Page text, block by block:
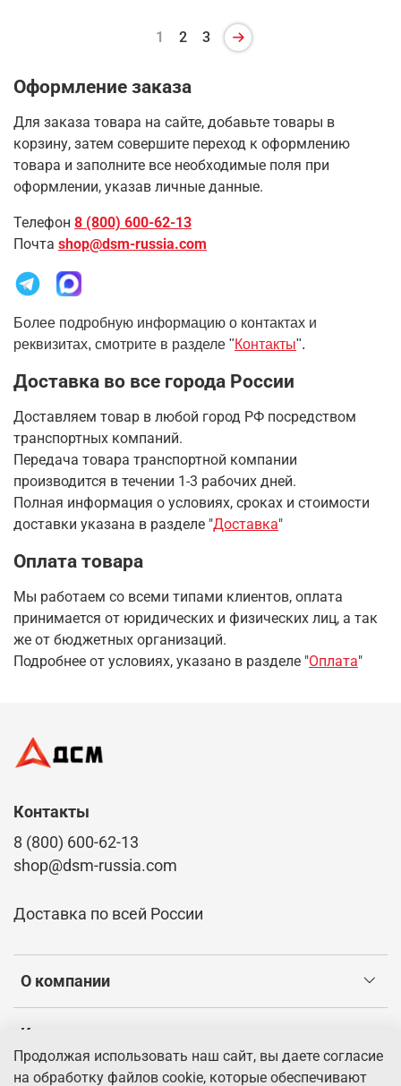
1 2 3
Оформление заказа
Для заказа товара на сайте, добавьте товары в
корзину, затем совершите переход к оформлению
товара и заполните все необходимые поля при
оформлении, указав личные данные.
Телефон 8 (800) 600-62-13
Почта shop@dsm-russia.com
Более подробную информацию о контактах и
реквизитах, смотрите в разделе "Контакты".
Доставка во все города России
Доставляем товар в любой город РФ посредством
транспортных компаний.
Передача товара транспортной компании
производится в течении 1-3 рабочих дней.
Полная информация о условиях, сроках и стоимости
доставки указана в разделе "Доставка"
Оплата товара
Мы работаем со всеми типами клиентов, оплата
принимается от юридических и физических лиц, а так
же от бюджетных организаций.
Подробнее от условиях, указано в разделе "Оплата"
О компании
Клиентам
Контакты
8 (800) 600-62-13
shop@dsm-russia.com
Доставка по всей России
Продолжая использовать наш сайт, вы даете согласие
на обработку файлов cookie, которые обеспечивают